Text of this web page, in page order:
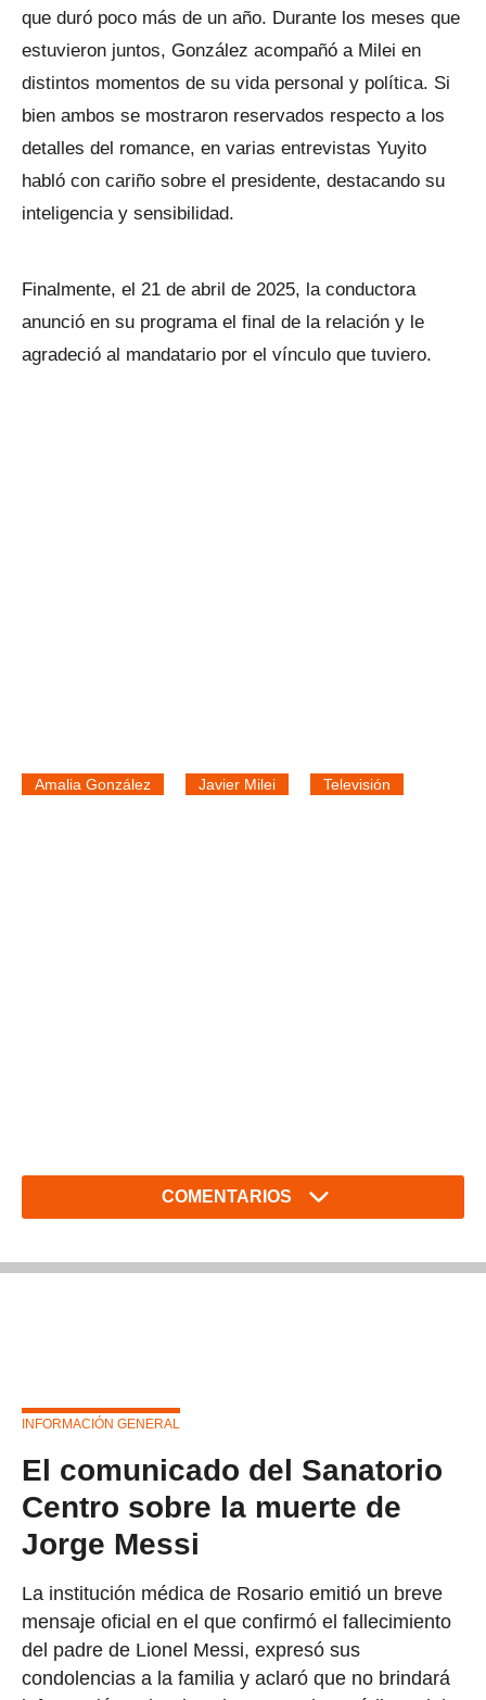
que duró poco más de un año. Durante los meses que
estuvieron juntos, González acompañó a Milei en
distintos momentos de su vida personal y política. Si
bien ambos se mostraron reservados respecto a los
detalles del romance, en varias entrevistas Yuyito
habló con cariño sobre el presidente, destacando su
inteligencia y sensibilidad.
Finalmente, el 21 de abril de 2025, la conductora
anunció en su programa el final de la relación y le
agradeció al mandatario por el vínculo que tuviero.
Amalia González Javier Milei Televisión
COMENTARIOS